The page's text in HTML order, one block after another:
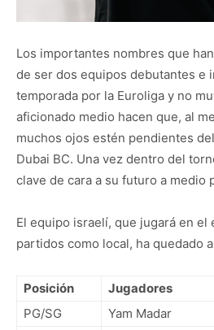
Los importantes nombres que
de ser dos equipos debutantes e
temporada por la Euroliga y no
aficionado medio hacen que, al
muchos ojos estén pendientes
Dubai BC. Una vez dentro del
clave de cara a su futuro a medio
El equipo israelí, que jugará en el
partidos como local, ha quedado
Posición Jugadores
PG/SG
Yam Madar